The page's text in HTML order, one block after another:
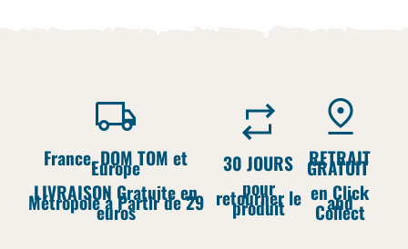
France, DOM TOM et
Europe
LIVRAISON Gratuite en
Métropole à Partir de 29
euros
30 JOURS
pour
retourner le
produit
RETRAIT
GRATUIT
en Click
and
Collect